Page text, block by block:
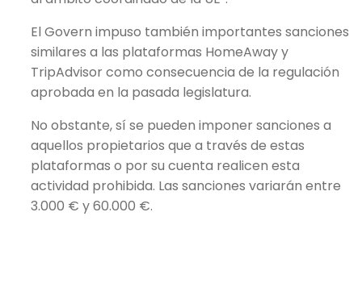
El Govern impuso también importantes sanciones
similares a las plataformas HomeAway y
TripAdvisor como consecuencia de la regulación
aprobada en la pasada legislatura.
No obstante, sí se pueden imponer sanciones a
aquellos propietarios que a través de estas
plataformas o por su cuenta realicen esta
actividad prohibida. Las sanciones variarán entre
3.000 € y 60.000 €.